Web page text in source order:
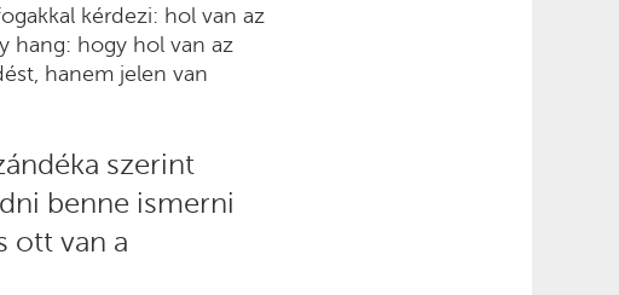
kérdezi: hol van az
hang: hogy hol van az
hanem jelen van
szerint
benne ismerni
ott van a